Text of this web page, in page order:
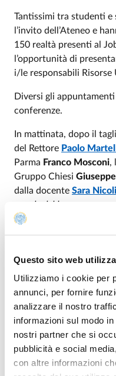
Questo sito web
Utilizziamo i cookie per
annunci, per fornire
analizzare il nostro
informazioni sul modo
nostri partner che si
pubblicità e social
con altre informazioni
Tantissimi tra studenti
l’invito dell’Ateneo e
150 realtà presenti al
l’opportunità di
i/le responsabili Risorse
Diversi gli
conferenze.
In mattinata, dopo il
del Rettore Paolo
Parma Franco Mosconi,
Gruppo Chiesi
dalla docente Sara Nicoli
mondo del lavoro
, e a
dell’Associazione
Giulia Formici
ha
mattinata conI trend del
neolaureati,
della Prorettrice al
studentiIsotta Piazza
Organizzativa
Antonella Gerevini
.
Dalle 14 la sessione